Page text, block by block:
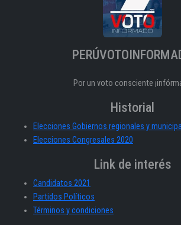
Por un voto consciente
Historial
Elecciones Gobiernos regionales y
Elecciones Congresales 2020
Link de interés
Candidatos 2021
Partidos Políticos
Términos y condiciones